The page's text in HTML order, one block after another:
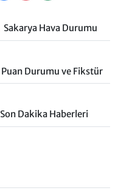
Sakarya Hava Durumu
Puan Durumu ve Fikstür
Son Dakika Haberleri